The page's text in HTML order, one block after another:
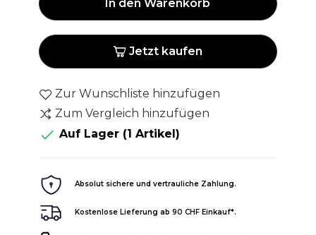
In den Warenkorb
Jetzt kaufen
Zur Wunschliste hinzufügen
Zum Vergleich hinzufügen
 Auf Lager (1 Artikel)
Absolut sichere und vertrauliche Zahlung.
Kostenlose Lieferung ab 90 CHF Einkauf*.